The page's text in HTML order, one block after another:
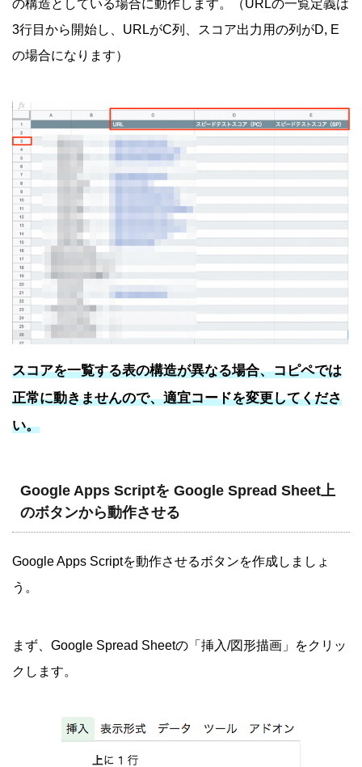
の構造としている場合に動作します。（URLの一覧定義は
3行目から開始し、URLがC列、スコア出力用の列がD, E
の場合になります）
スコアを一覧する表の構造が異なる場合、コピペでは
正常に動きませんので、適宜コードを変更してくださ
い。
Google Apps Scriptを Google Spread Sheet上
のボタンから動作させる
Google Apps Scriptを動作させるボタンを作成しましょ
う。
まず、Google Spread Sheetの「挿入/図形描画」をクリッ
クします。